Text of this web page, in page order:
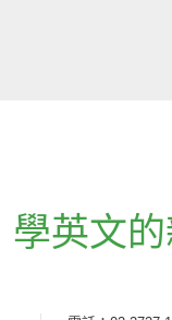
學英文